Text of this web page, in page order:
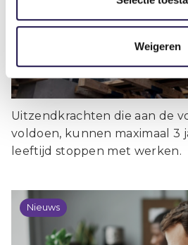
Weigeren
Uitzendkrachten die aan de
voldoen, kunnen maximaal 3
leeftijd stoppen met werken.
Nieuws